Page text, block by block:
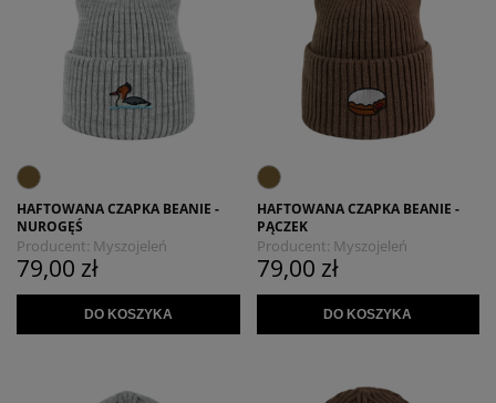
HAFTOWANA CZAPKA BEANIE -
NUROGĘŚ
Producent: Myszojeleń
79,00 zł
DO KOSZYKA
HAFTOWANA CZAPKA BEANIE -
PĄCZEK
Producent: Myszojeleń
79,00 zł
DO KOSZYKA